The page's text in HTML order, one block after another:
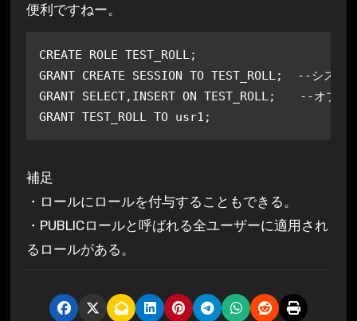
便利ですねー。
CREATE ROLE TEST_ROLL;
GRANT CREATE SESSION TO TEST_ROLL;  --システ
GRANT SELECT,INSERT ON TEST_ROLL;　　--オブジ
GRANT TEST_ROLL TO usr1;
補足
・ロールにロールを付与することもできる。
・PUBLICロールと呼ばれる全ユーザーに適用され
るロールがある。